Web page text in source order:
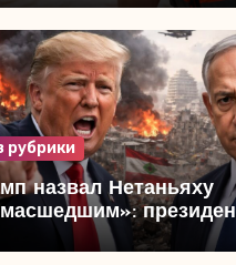
от наводнения
рубрики
назвал Нетаньяху
раскритиковал
Израиля и